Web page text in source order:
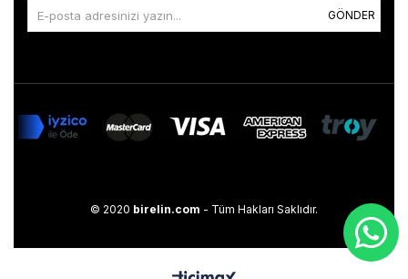
GÖNDER
© 2020 birelin.com - Tüm Hakları Saklıdır.